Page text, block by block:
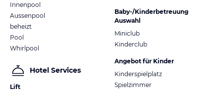
Innenpool
Aussenpool
beheizt
Pool
Whirlpool
Hotel Services
Lift
Baby-/Kinderbetreuung
Auswahl
Miniclub
Kinderclub
Angebot für Kinder
Kinderspielplatz
Spielzimmer